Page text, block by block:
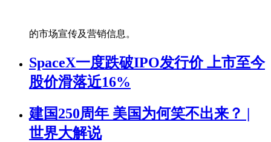
的市场宣传及营销信息。
SpaceX一度跌破IPO发行价 上市至今
股价滑落近16%
建国250周年 美国为何笑不出来？ |
世界大解说